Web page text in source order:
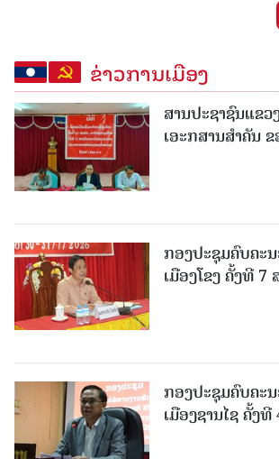
ຂ່າວການເມືອງ
ສານປະຊາຊົນແຂວ
ເອະກສານສໍາຄັນ
ກອງປະຊຸມຄົບຄະ
ເມືອງໂຂງ ຄັ້ງທີ
ກອງປະຊຸມຄົບຄະ
ເມືອງຊານ​ໄຊ ຄັ້ງ